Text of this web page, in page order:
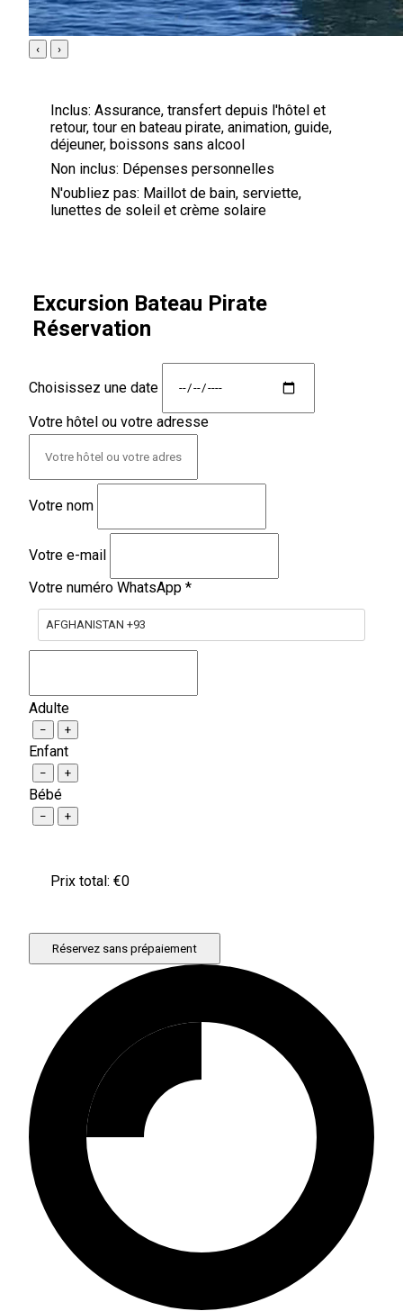
‹ ›
Inclus: Assurance, transfert depuis l'hôtel et
retour, tour en bateau pirate, animation, guide,
déjeuner, boissons sans alcool
Non inclus: Dépenses personnelles
N'oubliez pas: Maillot de bain, serviette,
lunettes de soleil et crème solaire
Excursion Bateau Pirate
Réservation
Choisissez une date
Votre hôtel ou votre adresse
Votre nom
Votre e-mail
Votre numéro WhatsApp *
AFGHANISTAN +93
Adulte
− +
Enfant
− +
Bébé
− +
Prix ​​total: €0
Réservez sans prépaiement